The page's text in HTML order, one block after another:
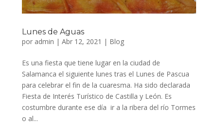
Lunes de Aguas
por admin | Abr 12, 2021 | Blog
Es una fiesta que tiene lugar en la ciudad de
Salamanca el siguiente lunes tras el Lunes de Pascua
para celebrar el fin de la cuaresma. Ha sido declarada
Fiesta de Interés Turístico de Castilla y León. Es
costumbre durante ese día ir a la ribera del río Tormes
o al...